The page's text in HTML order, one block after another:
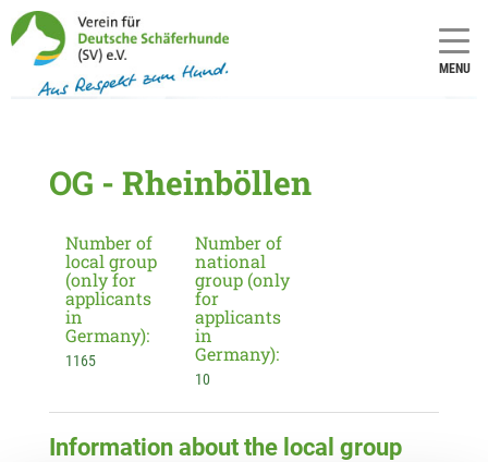
MENU
OG - Rheinböllen
Number of
local group
(only for
applicants
in
Germany):
1165
Number of
national
group (only
for
applicants
in
Germany):
10
Information about the local group